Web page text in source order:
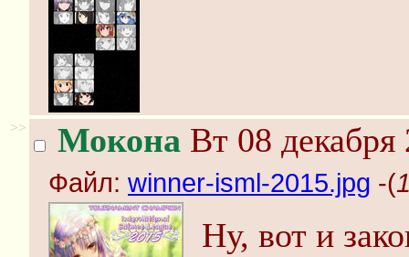
>> Мокона Вт 08
Файл: winner-isml-2015.jpg -(
Ну, вот и